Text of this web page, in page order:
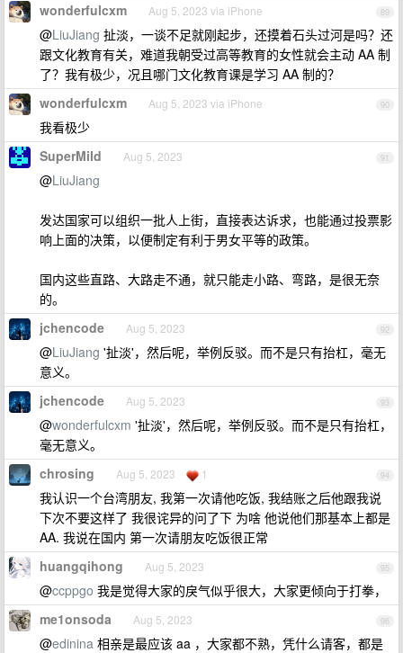
89
wonderfulcxm Aug 5, 2023 via iPhone
@LiuJiang 扯淡，一谈不足就刚起步，还摸着石头过河是吗？还
跟文化教育有关，难道我朝受过高等教育的女性就会主动 AA 制
了？我有极少，况且哪门文化教育课是学习 AA 制的？
90
wonderfulcxm Aug 5, 2023 via iPhone
我看极少
91
SuperMild Aug 5, 2023
@LiuJiang
发达国家可以组织一批人上街，直接表达诉求，也能通过投票影
响上面的决策，以便制定有利于男女平等的政策。
国内这些直路、大路走不通，就只能走小路、弯路，是很无奈
的。
92
jchencode Aug 5, 2023
@LiuJiang '扯淡'，然后呢，举例反驳。而不是只有抬杠，毫无
意义。
93
jchencode Aug 5, 2023
@wonderfulcxm '扯淡'，然后呢，举例反驳。而不是只有抬杠，
毫无意义。
94
chrosing Aug 5, 2023 1
我认识一个台湾朋友, 我第一次请他吃饭, 我结账之后他跟我说
下次不要这样了 我很诧异的问了下 为啥 他说他们那基本上都是
AA. 我说在国内 第一次请朋友吃饭很正常
95
huangqihong Aug 5, 2023
@ccppgo 我是觉得大家的戾气似乎很大，大家更倾向于打拳，
96
me1onsoda Aug 5, 2023
@edinina 相亲是最应该 aa ，大家都不熟，凭什么请客，都是